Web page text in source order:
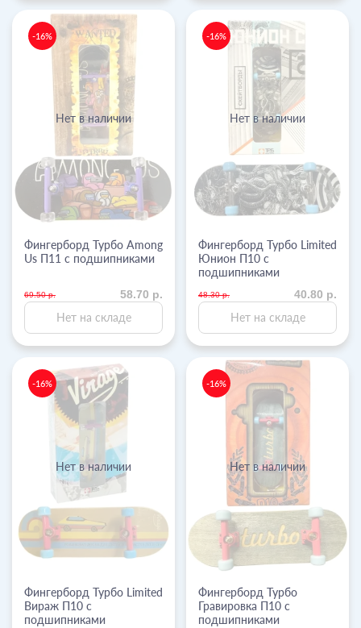
Нет в наличии
-16%
Фингерборд Турбо Among
Us П11 с подшипниками
69.50 р. 58.70 р.
Нет на складе
Нет в наличии
-16%
Фингерборд Турбо Limited
Юнион П10 с
подшипниками
48.30 р. 40.80 р.
Нет на складе
Нет в наличии
-16%
Фингерборд Турбо Limited
Вираж П10 с
подшипниками
Нет в наличии
-16%
Фингерборд Турбо
Гравировка П10 с
подшипниками